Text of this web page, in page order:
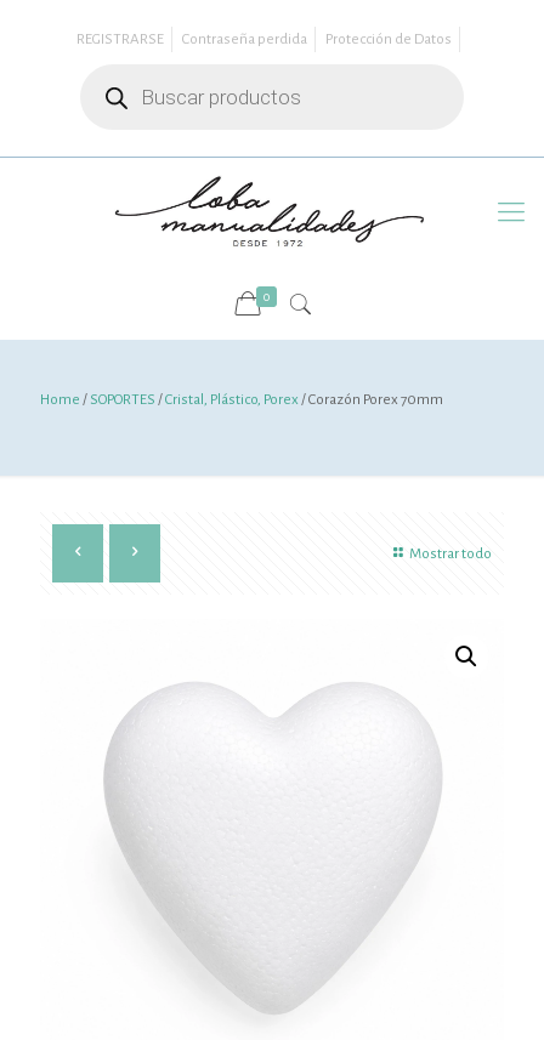
REGISTRARSE Contraseña perdida
Protección de Datos
productos
0
Home / SOPORTES /Cristal, Plástico, Porex / Corazón Porex 70mm
Mostrar todo